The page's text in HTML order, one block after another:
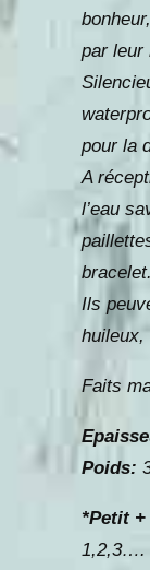
par leur
pour la
A
l’eau
bracelet.
Ils
huileux,
Faits
Poids:
*Petit +
1,2,3….